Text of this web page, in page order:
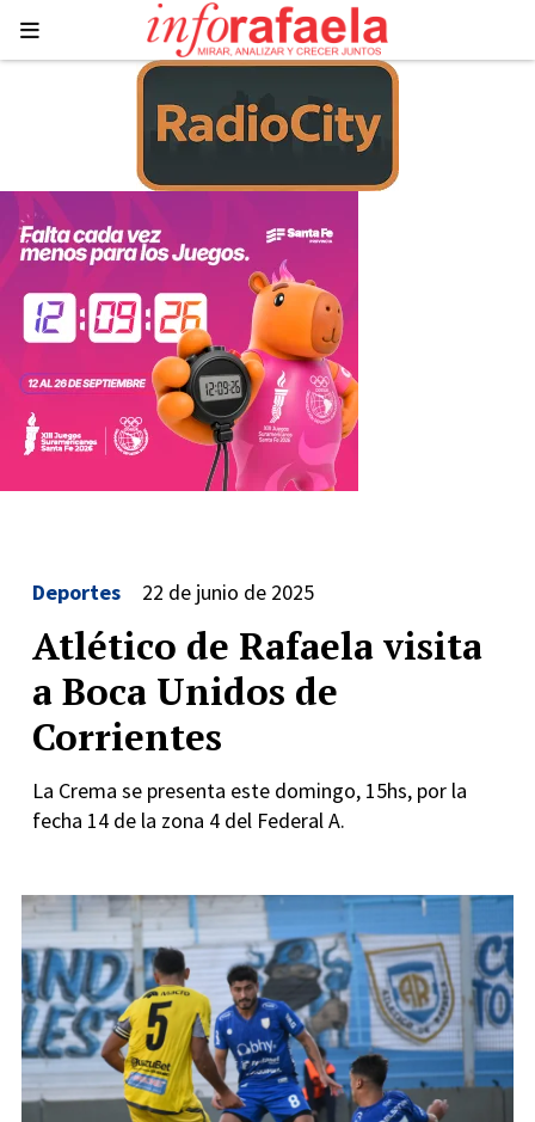
Atlético de Rafaela visita
a Boca Unidos de
Corrientes
La Crema se presenta este domingo, 15hs, por la
fecha 14 de la zona 4 del Federal A.
Deportes 22 de junio de 2025